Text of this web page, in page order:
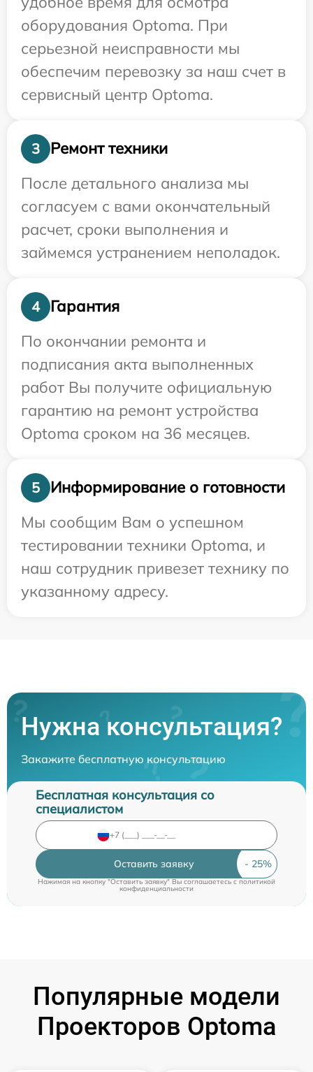
оборудования Optoma. При
серьезной неисправности мы
обеспечим перевозку за наш счет в
сервисный центр Optoma.
3
Ремонт техники
После детального анализа мы
согласуем с вами окончательный
расчет, сроки выполнения и
займемся устранением неполадок.
4
Гарантия
По окончании ремонта и
подписания акта выполненных
работ Вы получите официальную
гарантию на ремонт устройства
Optoma сроком на 36 месяцев.
5
Информирование о готовности
Мы сообщим Вам о успешном
тестировании техники Optoma, и
наш сотрудник привезет технику по
указанному адресу.
Нужна консультация?
Закажите бесплатную консультацию
Бесплатная консультация со
специалистом
Оставить заявку
Нажимая на кнопку "Оставить заявку" Вы соглашаетесь cполитикой
конфиденциальности
Популярные модели
Проекторов Optoma